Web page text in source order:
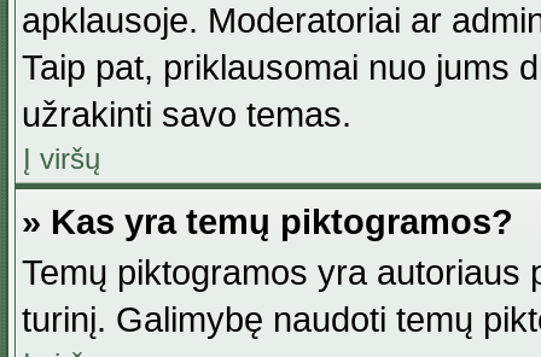
apklausoje. Moderatoriai ar
Taip pat, priklausomai nuo jums
užrakinti savo temas.
Į viršų
» Kas yra temų piktogramos?
Temų piktogramos yra autoriaus
turinį. Galimybę naudoti temų